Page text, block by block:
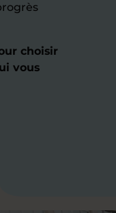
choisir
vous